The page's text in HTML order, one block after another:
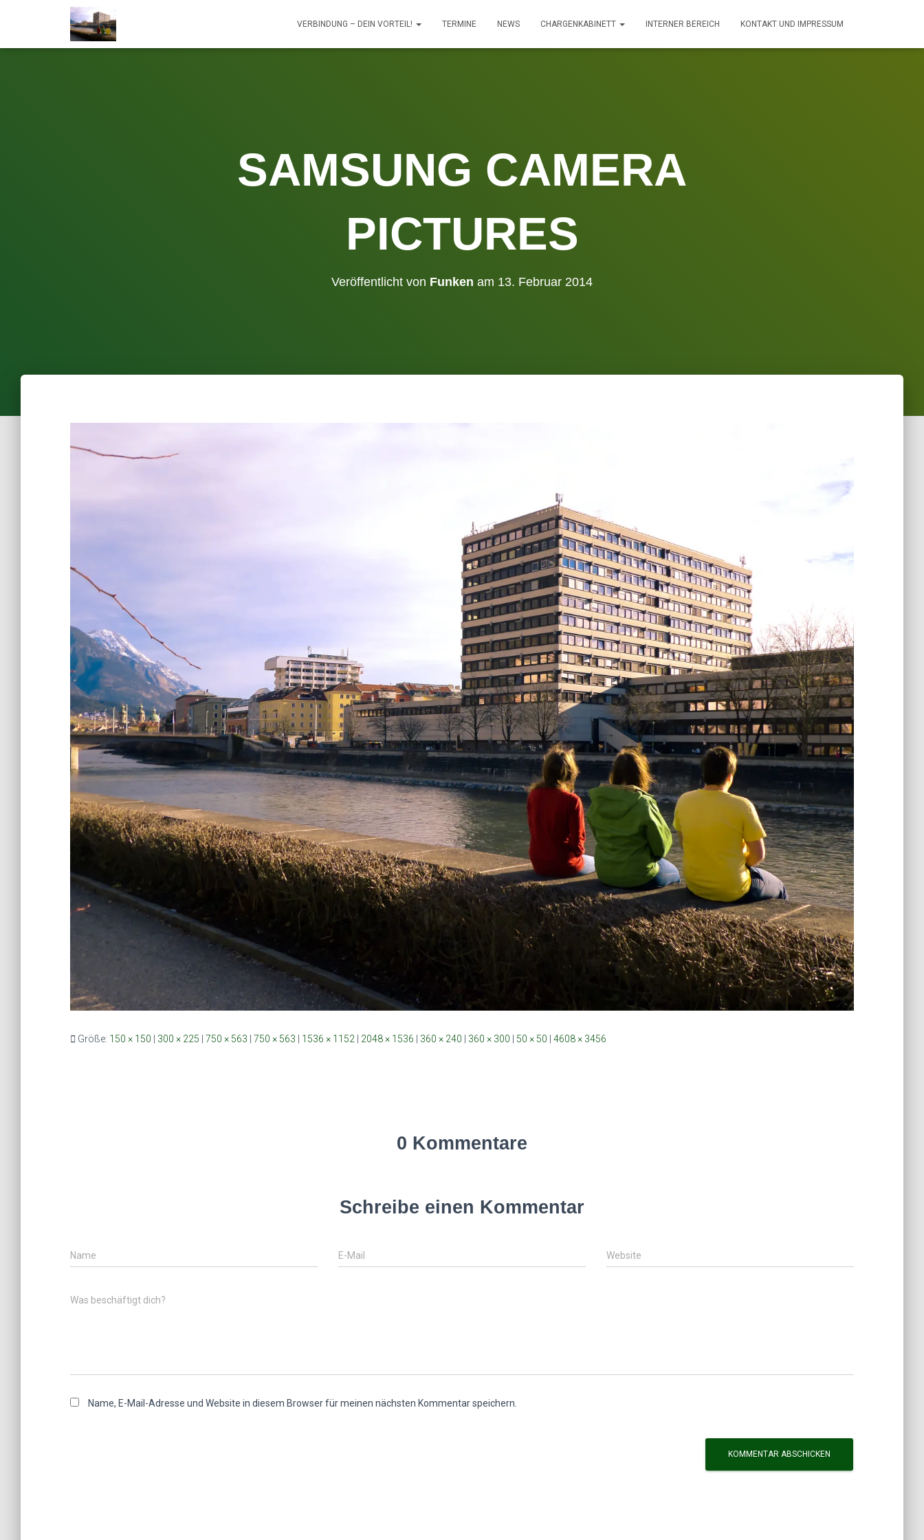
VERBINDUNG – DEIN VORTEIL! TERMINE NEWS CHARGENKABINETT INTERNER BEREICH KONTAKT UND IMPRESSUM
SAMSUNG CAMERA
PICTURES
Veröffentlicht von Funken am 13. Februar 2014
Größe: 150 × 150 300 × 225 750 × 563 750 × 563 1536 × 1152 2048 × 1536 360 × 240 360 × 300 50 × 50 4608 × 3456
0 Kommentare
Schreibe einen Kommentar
Name E-Mail Website
Was beschäftigt dich?
Name, E-Mail-Adresse und Website in diesem Browser für meinen nächsten Kommentar speichern.